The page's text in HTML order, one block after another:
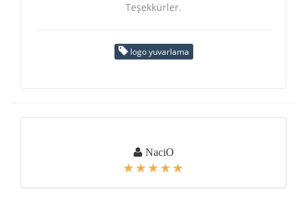
Teşekkürler.
logo yuvarlama
NaciO